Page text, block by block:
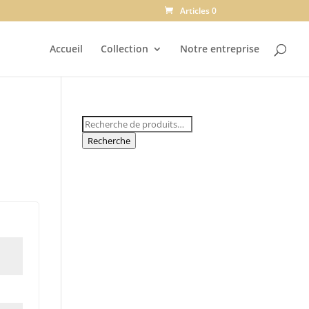
Articles 0
Accueil Collection Notre entreprise
Recherche
pour :
Recherche